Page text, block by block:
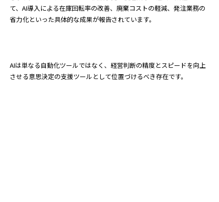
て、AI導入による在庫回転率の改善、廃棄コストの軽減、発注業務の
省力化といった具体的な成果が報告されています。
AIは単なる自動化ツールではなく、経営判断の精度とスピードを向上
させる意思決定の支援ツールとして位置づけるべき存在です。